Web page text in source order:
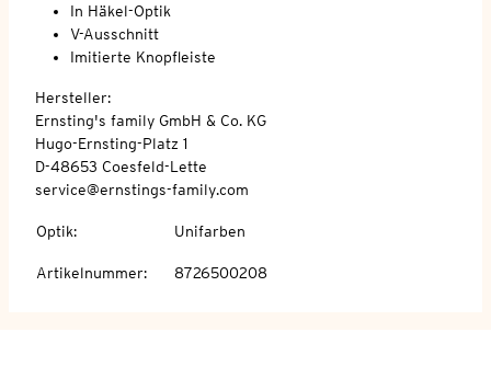
In Häkel-Optik
V-Ausschnitt
Imitierte Knopfleiste
Hersteller:
Ernsting's family GmbH & Co. KG
Hugo-Ernsting-Platz 1
D-48653 Coesfeld-Lette
service@ernstings-family.com
Optik: Unifarben
Artikelnummer: 8726500208